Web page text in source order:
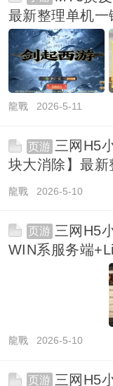
最新整理单机
端+安卓苹
龍戰2026-5-11
页游 三网H5
块大消除】最新
务端+Linux手
龍戰2026-5-10
页游 三网H5
WIN系服务端
龍戰2026-5-10
页游 三网H5